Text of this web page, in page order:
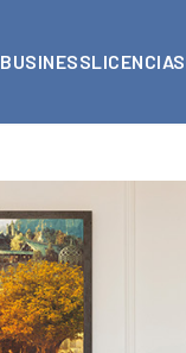
BUSINESSLICENCIAS